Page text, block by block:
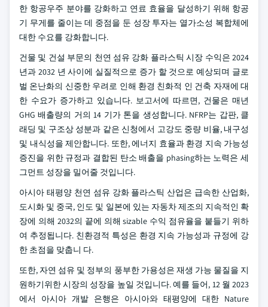
한 항공우주 분야를 강화하고 연료 효율을 달성하기 위해 항공
기 무게를 줄이는 데 중점을 둔 성장 투자는 열가소성 복합체에
대한 수요를 강화합니다.
건물 및 건설 부문의 천연 섬유 강화 플라스틱 시장 수익은 2024
년과 2032 년 사이에 실질적으로 증가 할 것으로 예상되며 글로
벌 온난화의 신중한 우려로 인해 환경 친화적 인 건축 자재에 대
한 수요가 증가하고 있습니다. 보고서에 따르면, 건물은 매년
GHG 배출량의 거의 14 기가 톤을 생성합니다. NFRP는 갑판, 클
래딩 및 구조상 성분과 같은 신청에서 고강도 중량 비율, 내구성
및 내식성을 제안합니다. 또한, 에너지 효율과 환경 지속 가능성
증진을 위한 규정과 결합된 탄소 배출을 phasing하는 노력은 세
그먼트 성장을 밀어줄 것입니다.
아시아 태평양 천연 섬유 강화 플라스틱 산업은 급속한 산업화,
도시화 및 중국, 인도 및 일본에 있는 자동차 제조의 지속적인 확
장에 의해 2032의 끝에 의해 sizable 수익 점유율을 붙들기 위하
여 추정됩니다. 친환경적 특성은 환경 지속 가능성과 규정에 강
한 초점을 맞춥니 다.
또한, 자연 섬유 및 정부의 풍부한 가용성은 재생 가능 물질을 지
원하기위한 시장의 성장을 높일 것입니다. 예를 들어, 12 월 2023
에서 아시아 개발 은행은 아시아와 태평양에 대한 Nature